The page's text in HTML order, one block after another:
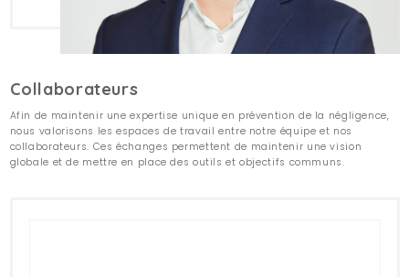
Collaborateurs
Afin de maintenir une expertise unique en prévention de la négligence,
nous valorisons les espaces de travail entre notre équipe et nos
collaborateurs. Ces échanges permettent de maintenir une vision
globale et de mettre en place des outils et objectifs communs.